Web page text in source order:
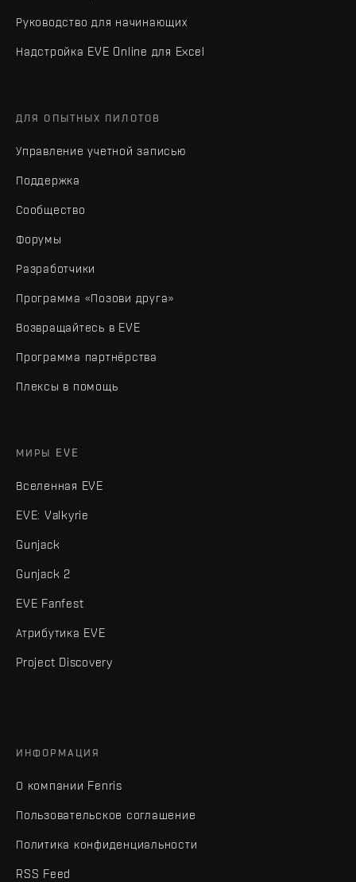
Руководство для начинающих
Надстройка EVE Online для Excel
ДЛЯ ОПЫТНЫХ ПИЛОТОВ
Управление учетной записью
Поддержка
Сообщество
Форумы
Разработчики
Программа «Позови друга»
Возвращайтесь в EVE
Программа партнёрства
Плексы в помощь
МИРЫ EVE
Вселенная EVE
EVE: Valkyrie
Gunjack
Gunjack 2
EVE Fanfest
Атрибутика EVE
Project Discovery
ИНФОРМАЦИЯ
О компании Fenris
Пользовательское соглашение
Политика конфиденциальности
RSS Feed